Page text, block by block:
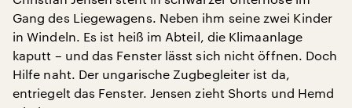
Gang des Liegewagens. Neben ihm seine zwei Kinder
in Windeln. Es ist heiß im Abteil, die Klimaanlage
kaputt – und das Fenster lässt sich nicht öffnen. Doch
Hilfe naht. Der ungarische Zugbegleiter ist da,
entriegelt das Fenster. Jensen zieht Shorts und Hemd